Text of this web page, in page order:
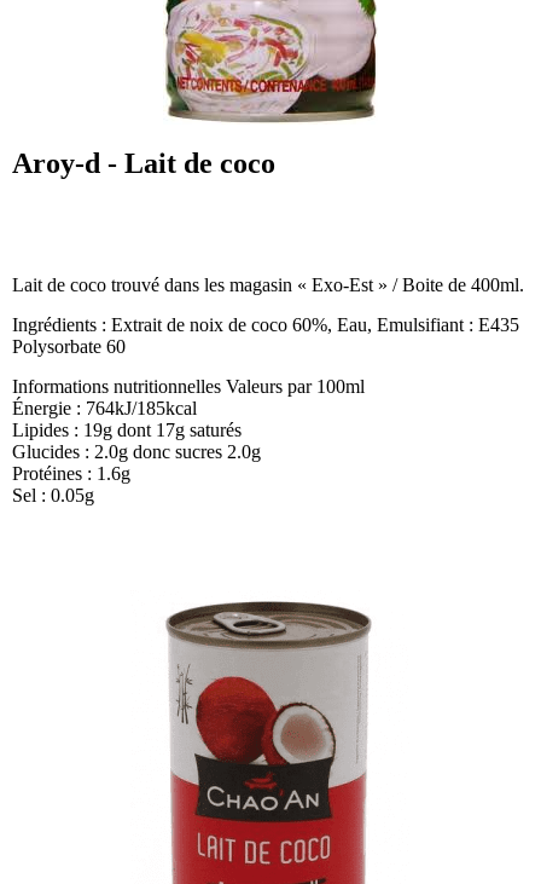
Aroy-d - Lait de coco
Lait de coco trouvé dans les magasin « Exo-Est » / Boite de 400ml.
Ingrédients : Extrait de noix de coco 60%, Eau, Emulsifiant : E435
Polysorbate 60
Informations nutritionnelles Valeurs par 100ml
Énergie : 764kJ/185kcal
Lipides : 19g dont 17g saturés
Glucides : 2.0g donc sucres 2.0g
Protéines : 1.6g
Sel : 0.05g